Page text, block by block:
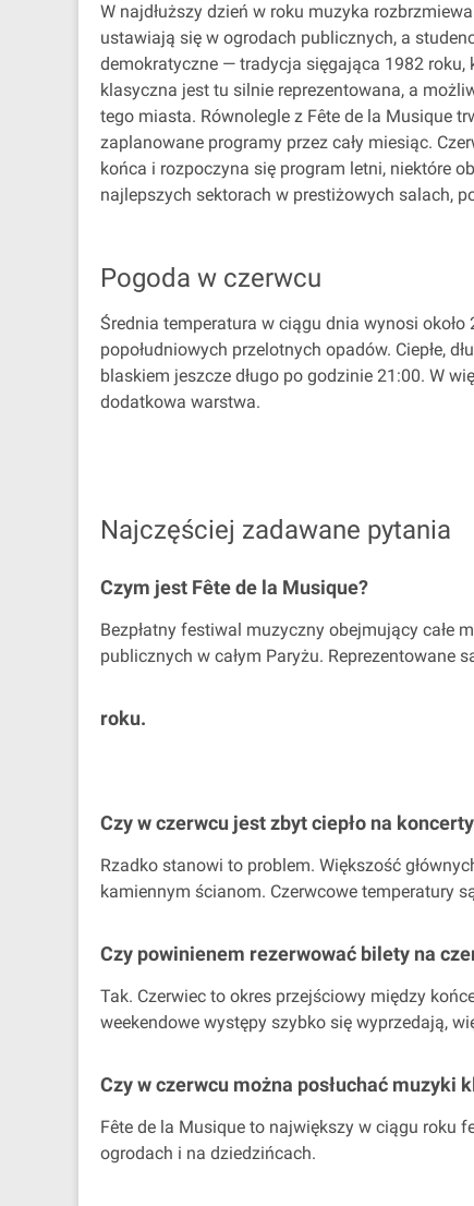
W najdłuższy dzień w roku muzyka
ustawiają się w ogrodach publicznych, a
demokratyczne — tradycja sięgająca 1982
klasyczna jest tu silnie reprezentowana, a
tego miasta. Równolegle z Fête de la Musique
zaplanowane programy przez cały miesiąc.
końca i rozpoczyna się program letni, niektóre
najlepszych sektorach w prestiżowych salach,
Pogoda w czerwcu
Średnia temperatura w ciągu dnia wynosi około
popołudniowych przelotnych opadów. Ciepłe,
blaskiem jeszcze długo po godzinie 21:00. W
dodatkowa warstwa.
Najczęściej zadawane pytania
Czym jest Fête de la Musique?
Bezpłatny festiwal muzyczny obejmujący całe
publicznych w całym Paryżu.
roku.
Czy w czerwcu jest zbyt ciepło na
Rzadko stanowi to problem. Większość
kamiennym ścianom. Czerwcowe temperatury
Czy powinienem rezerwować bilety na
Tak. Czerwiec to okres przejściowy między
weekendowe występy szybko się wyprzedają,
Czy w czerwcu można posłuchać muzyki
Fête de la Musique to największy w ciągu roku
ogrodach i na dziedzińcach.